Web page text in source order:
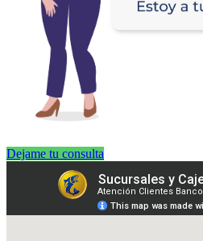
Dejame tu consulta